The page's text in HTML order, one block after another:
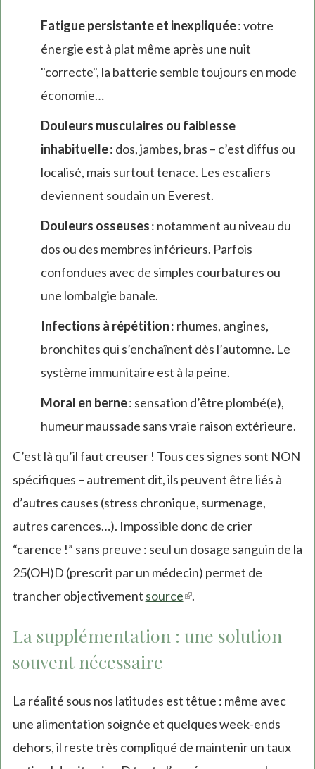
Fatigue persistante et inexpliquée: votre
énergie est à plat même après une nuit
"correcte", la batterie semble toujours en mode
économie…
Douleurs musculaires ou faiblesse
inhabituelle: dos, jambes, bras – c’est diffus ou
localisé, mais surtout tenace. Les escaliers
deviennent soudain un Everest.
Douleurs osseuses: notamment au niveau du
dos ou des membres inférieurs. Parfois
confondues avec de simples courbatures ou
une lombalgie banale.
Infections à répétition: rhumes, angines,
bronchites qui s’enchaînent dès l’automne. Le
système immunitaire est à la peine.
Moral en berne: sensation d’être plombé(e),
humeur maussade sans vraie raison extérieure.
C’est là qu’il faut creuser ! Tous ces signes sont NON
spécifiques – autrement dit, ils peuvent être liés à
d’autres causes (stress chronique, surmenage,
autres carences…). Impossible donc de crier
“carence !” sans preuve : seul un dosage sanguin de la
25(OH)D (prescrit par un médecin) permet de
trancher objectivement source(link
external)
.
La supplémentation : une solution
souvent nécessaire
La réalité sous nos latitudes est têtue : même avec
une alimentation soignée et quelques week-ends
dehors, il reste très compliqué de maintenir un taux